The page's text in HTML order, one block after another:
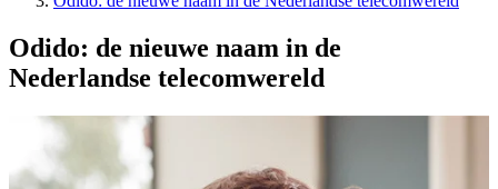
Odido: de nieuwe naam in de
Nederlandse telecomwereld